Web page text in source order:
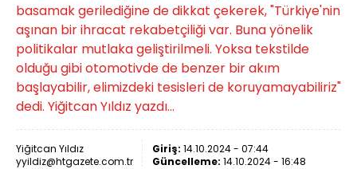
basamak gerilediğine de dikkat çekerek, "Türkiye'nin
aşınan bir ihracat rekabetçiliği var. Buna yönelik
politikalar mutlaka geliştirilmeli. Yoksa tekstilde
olduğu gibi otomotivde de benzer bir akım
başlayabilir, elimizdeki tesisleri de koruyamayabiliriz"
dedi. Yiğitcan Yıldız yazdı...
Yiğitcan Yıldız
yyildiz@htgazete.com.tr
Giriş: 14.10.2024 - 07:44
Güncelleme: 14.10.2024 - 16:48